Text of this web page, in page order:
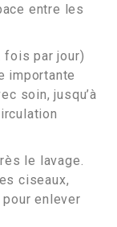
entre les
fois par jour)
importante
soin, jusqu’à
le lavage.
ciseaux,
enlever